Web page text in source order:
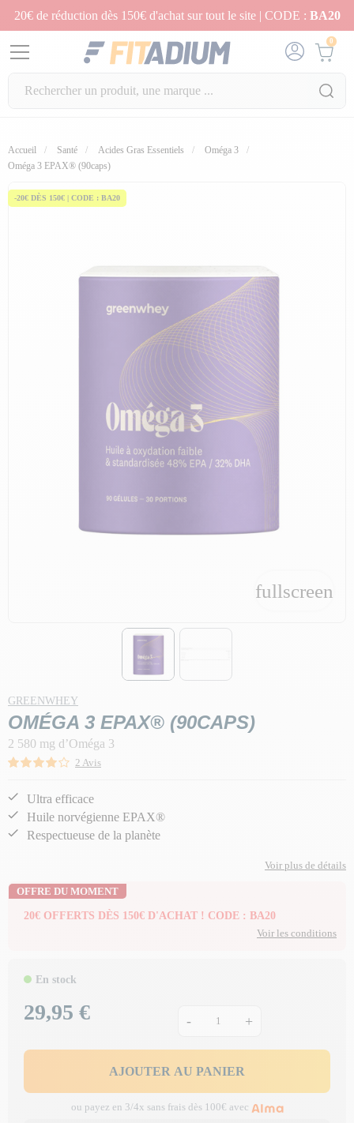
20€ de réduction dès 150€ d'achat sur tout le site | CODE : BA20
0
Accueil Santé Acides Gras Essentiels
Oméga 3
Oméga 3 EPAX® (90caps)
-20€ DÈS 150€ | CODE : BA20
fullscreen
fullscreen
GREENWHEY
OMÉGA 3 EPAX® (90CAPS)
2 580 mg d’Oméga 3
2 Avis
Ultra efficace
Huile norvégienne EPAX®
Respectueuse de la planète
Voir plus de détails
OFFRE DU MOMENT
20€ OFFERTS DÈS 150€ D'ACHAT ! CODE : BA20
Voir les conditions
En stock
Prix
29,95 € - +
AJOUTER AU PANIER
ou payez en 3/4x sans frais dès 100€ avec